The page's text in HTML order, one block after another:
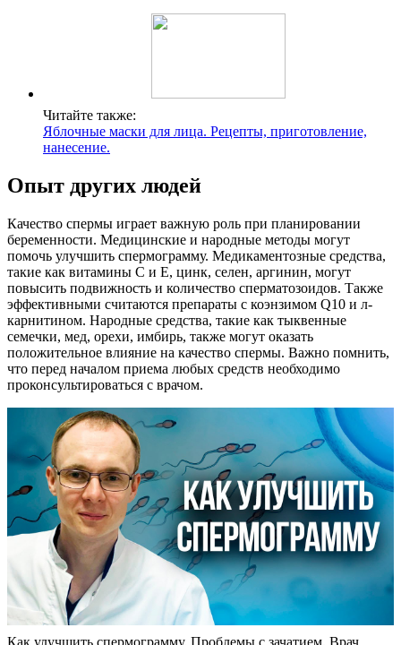
Читайте также:
Яблочные маски для лица. Рецепты, приготовление,
нанесение.
Опыт других людей
Качество спермы играет важную роль при планировании
беременности. Медицинские и народные методы могут
помочь улучшить спермограмму. Медикаментозные средства,
такие как витамины С и Е, цинк, селен, аргинин, могут
повысить подвижность и количество сперматозоидов. Также
эффективными считаются препараты с коэнзимом Q10 и л-
карнитином. Народные средства, такие как тыквенные
семечки, мед, орехи, имбирь, также могут оказать
положительное влияние на качество спермы. Важно помнить,
что перед началом приема любых средств необходимо
проконсультироваться с врачом.